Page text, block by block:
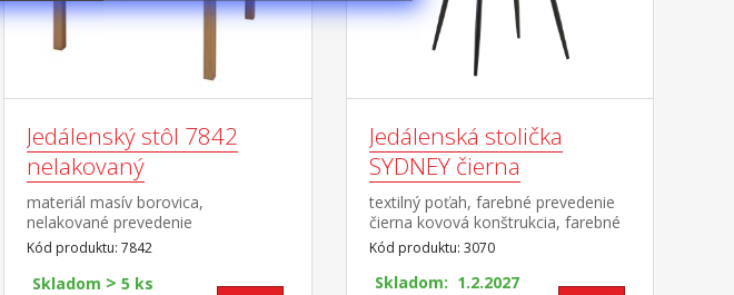
Jedálenský stôl 7842
nelakovaný
materiál masív borovica,
nelakované prevedenie
Kód produktu: 7842
Skladom > 5 ks
Jedálenská stolička
SYDNEY čierna
textilný poťah, farebné prevedenie
čierna kovová konštrukcia, farebné
prevedenie čierna
Kód produktu: 3070
Skladom: 1.2.2027